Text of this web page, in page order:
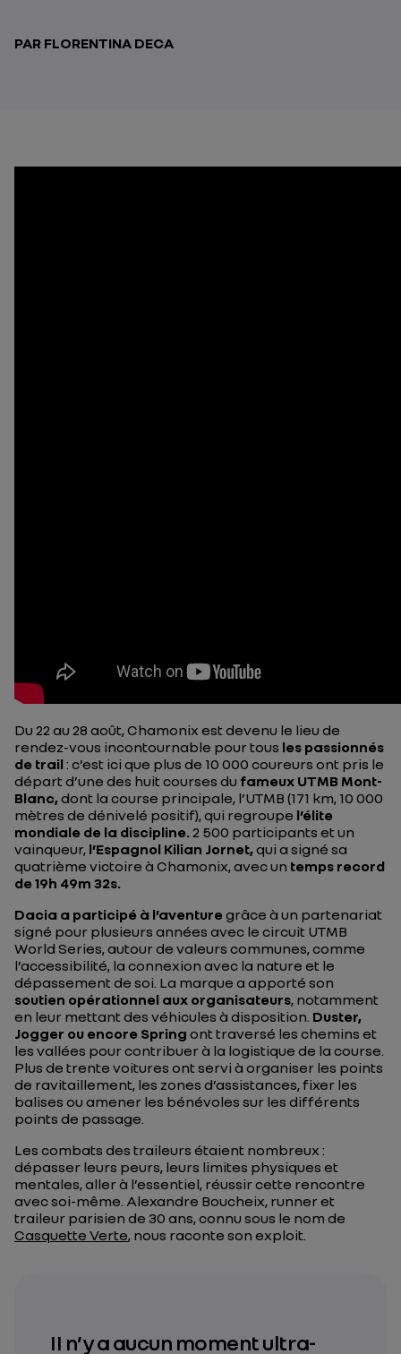
PAR FLORENTINA DECA
Du 22 au 28 août, Chamonix est devenu le lieu de
rendez-vous incontournable pour tous les passionnés
de trail: c’est ici que plus de 10 000 coureurs ont pris le
départ d’une des huit courses du fameux UTMB Mont-
Blanc,dont la course principale, l’UTMB (171 km, 10 000
mètres de dénivelé positif), qui regroupe l’élite
mondiale de la discipline.2 500 participants et un
vainqueur, l’Espagnol Kilian Jornet,qui a signé sa
quatrième victoire à Chamonix, avec un temps record
de 19h 49m 32s.
Dacia a participé à l’aventure grâce à un partenariat
signé pour plusieurs années avec le circuit UTMB
World Series, autour de valeurs communes, comme
l’accessibilité, la connexion avec la nature et le
dépassement de soi. La marque a apporté son
soutien opérationnel aux organisateurs, notamment
en leur mettant des véhicules à disposition. Duster,
Jogger ou encore Spring ont traversé les chemins et
les vallées pour contribuer à la logistique de la course.
Plus de trente voitures ont servi à organiser les points
de ravitaillement, les zones d’assistances, fixer les
balises ou amener les bénévoles sur les différents
points de passage.
Les combats des traileurs étaient nombreux :
dépasser leurs peurs, leurs limites physiques et
mentales, aller à l’essentiel, réussir cette rencontre
avec soi-même. Alexandre Boucheix, runner et
traileur parisien de 30 ans, connu sous le nom de
Casquette Verte, nous raconte son exploit.
II n’y a aucun moment ultra-